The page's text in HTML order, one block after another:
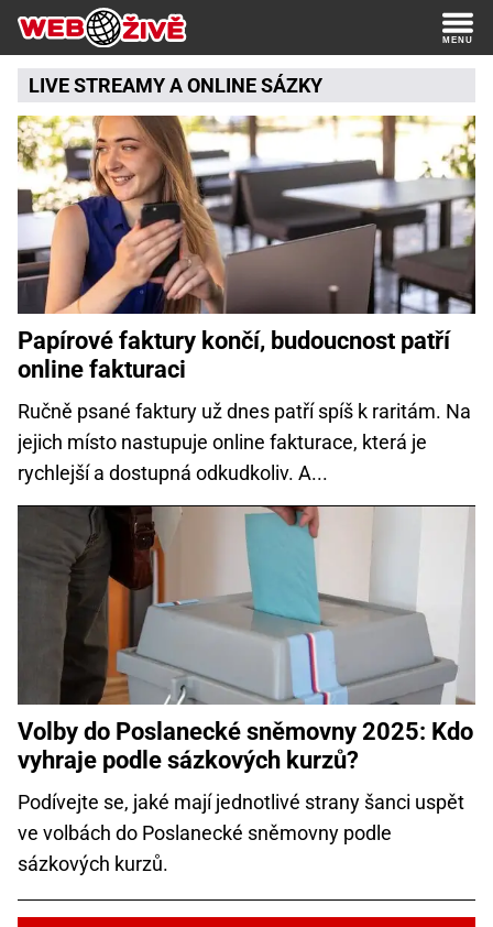
LIVE STREAMYAONLINE SÁZKY
Papírové faktury končí, budoucnost patří
online fakturaci
Ručně psané faktury už dnes patří spíš k raritám. Na
jejich místo nastupuje online fakturace, která je
rychlejší a dostupná odkudkoliv. A...
Volby do Poslanecké sněmovny 2025: Kdo
vyhraje podle sázkových kurzů?
Podívejte se, jaké mají jednotlivé strany šanci uspět
ve volbách do Poslanecké sněmovny podle
sázkových kurzů.